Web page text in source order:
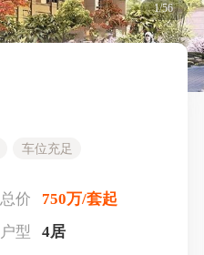
1/56
车位充足
总价
750万/套起
户型
4居